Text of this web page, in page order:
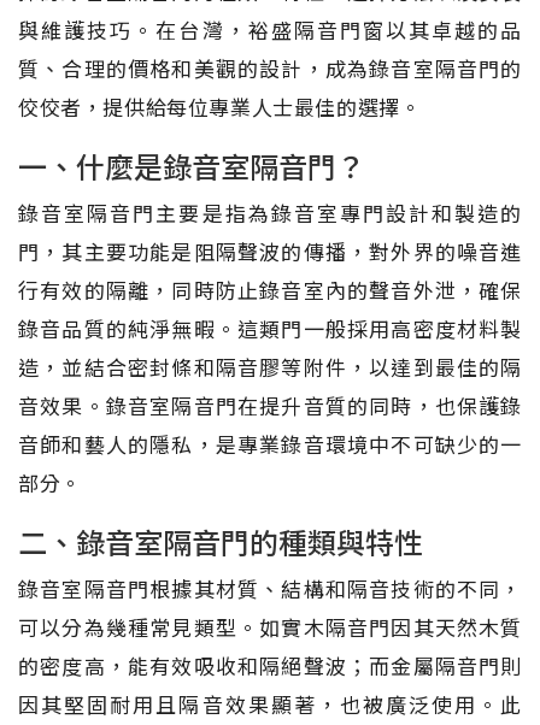
與維護技巧。在台灣，裕盛隔音門窗以其卓越的品
質、合理的價格和美觀的設計，成為錄音室隔音門的
佼佼者，提供給每位專業人士最佳的選擇。
一、什麼是錄音室隔音門？
錄音室隔音門主要是指為錄音室專門設計和製造的
門，其主要功能是阻隔聲波的傳播，對外界的噪音進
行有效的隔離，同時防止錄音室內的聲音外泄，確保
錄音品質的純淨無暇。這類門一般採用高密度材料製
造，並結合密封條和隔音膠等附件，以達到最佳的隔
音效果。錄音室隔音門在提升音質的同時，也保護錄
音師和藝人的隱私，是專業錄音環境中不可缺少的一
部分。
二、錄音室隔音門的種類與特性
錄音室隔音門根據其材質、結構和隔音技術的不同，
可以分為幾種常見類型。如實木隔音門因其天然木質
的密度高，能有效吸收和隔絕聲波；而金屬隔音門則
因其堅固耐用且隔音效果顯著，也被廣泛使用。此